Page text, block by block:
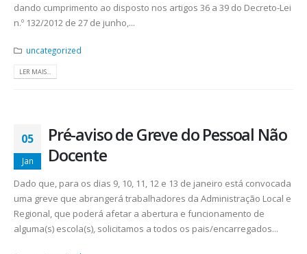
dando cumprimento ao disposto nos artigos 36 a 39 do Decreto-Lei
n.º 132/2012 de 27 de junho,...
uncategorized
LER MAIS...
05
Jan
Pré-aviso de Greve do Pessoal Não
Docente
Dado que, para os dias 9, 10, 11, 12 e 13 de janeiro está convocada
uma greve que abrangerá trabalhadores da Administração Local e
Regional, que poderá afetar a abertura e funcionamento de
alguma(s) escola(s), solicitamos a todos os pais/encarregados...